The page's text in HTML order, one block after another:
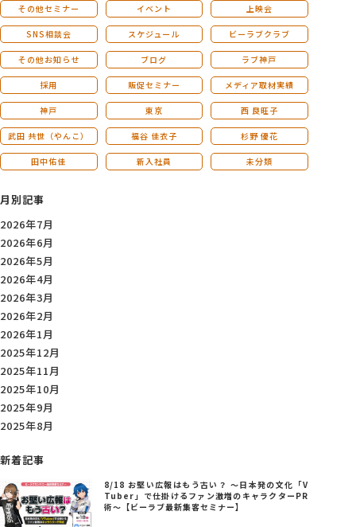
その他セミナー イベント 上映会
SNS相談会 スケジュール ビーラブクラブ
その他お知らせ ブログ ラブ神戸
採用 販促セミナー メディア取材実績
神戸 東京 西 良旺子
武田 共世（やんこ） 福谷 佳衣子 杉野 優花
田中佑佳 新入社員 未分類
月別記事
2026年7月
2026年6月
2026年5月
2026年4月
2026年3月
2026年2月
2026年1月
2025年12月
2025年11月
2025年10月
2025年9月
2025年8月
新着記事
8/18 お堅い広報はもう古い？ ～日本発の文化「V
Tuber」で仕掛けるファン激増のキャラクターPR
術～【ビーラブ最新集客セミナー】